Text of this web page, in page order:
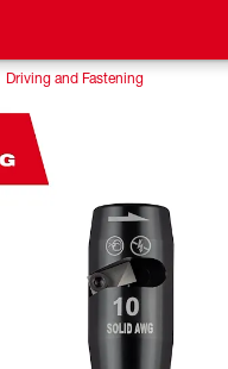
Driving and Fastening